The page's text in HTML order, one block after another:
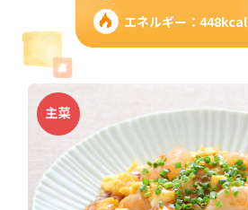
エネルギー：448kcal